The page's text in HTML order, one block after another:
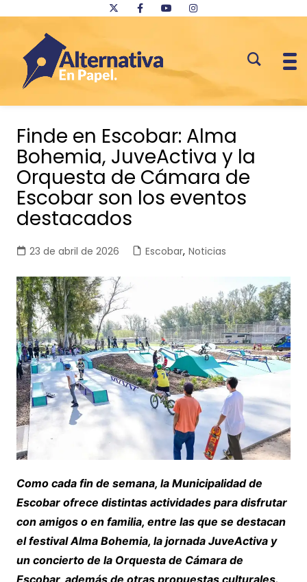
contenido
Finde en Escobar: Alma
Bohemia, JuveActiva y la
Orquesta de Cámara de
Escobar son los eventos
destacados
23 de abril de 2026 Escobar, Noticias
Como cada fin de semana, la Municipalidad de
Escobar ofrece distintas actividades para disfrutar
con amigos o en familia, entre las que se destacan
el festival Alma Bohemia, la jornada JuveActiva y
un concierto de la Orquesta de Cámara de
Escobar, además de otras propuestas culturales.